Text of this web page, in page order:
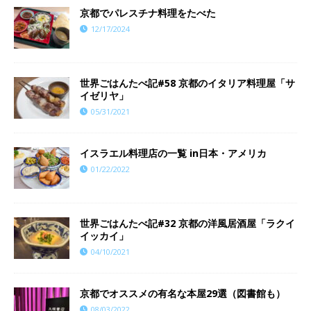
京都でパレスチナ料理をたべた
12/17/2024
世界ごはんたべ記#58 京都のイタリア料理屋「サ
イゼリヤ」
05/31/2021
イスラエル料理店の一覧 in日本・アメリカ
01/22/2022
世界ごはんたべ記#32 京都の洋風居酒屋「ラクイ
イッカイ」
04/10/2021
京都でオススメの有名な本屋29選（図書館も）
08/03/2022